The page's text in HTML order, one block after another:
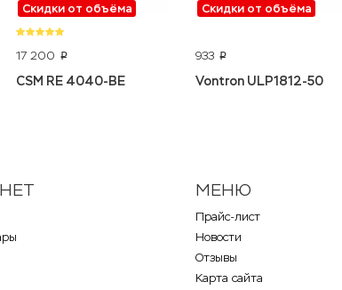
Скидки от объёма
17 200 p
CSM RE 4040-BE
Скидки от объёма
933 p
Vontron ULP1812-50
МЕНЮ
Прайс-лист
Новости
Отзывы
Карта сайта